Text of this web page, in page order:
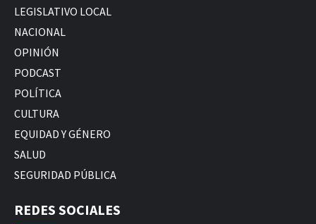
LEGISLATIVO LOCAL
NACIONAL
OPINIÓN
PODCAST
POLÍTICA
CULTURA
EQUIDAD Y GÉNERO
SALUD
SEGURIDAD PÚBLICA
REDES SOCIALES